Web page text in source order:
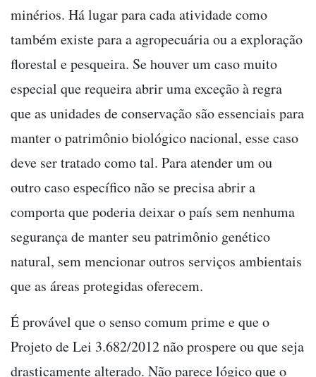
minérios. Há lugar para cada atividade como
também existe para a agropecuária ou a exploração
florestal e pesqueira. Se houver um caso muito
especial que requeira abrir uma exceção à regra
que as unidades de conservação são essenciais para
manter o patrimônio biológico nacional, esse caso
deve ser tratado como tal. Para atender um ou
outro caso específico não se precisa abrir a
comporta que poderia deixar o país sem nenhuma
segurança de manter seu patrimônio genético
natural, sem mencionar outros serviços ambientais
que as áreas protegidas oferecem.
É provável que o senso comum prime e que o
Projeto de Lei 3.682/2012 não prospere ou que seja
drasticamente alterado. Não parece lógico que o